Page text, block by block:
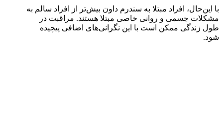
با این‌حال، افراد مبتلا به سندرم داون بیش‌تر از افراد سالم به
مشکلات جسمی و روانی خاصی مبتلا هستند. مراقبت در
طول زندگی ممکن است با این نگرانی‌های اضافی پیچیده
شود.